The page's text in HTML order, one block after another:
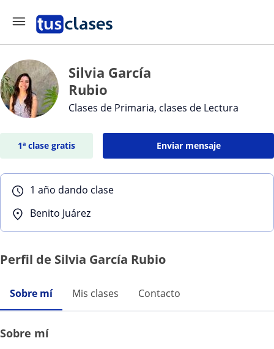
Silvia García
Rubio
Clases de Primaria, clases de Lectura
1ª clase gratis Enviar mensaje
1 año dando clase
Benito Juárez
Perfil de Silvia García Rubio
Sobre mí Mis clases Contacto
Sobre mí